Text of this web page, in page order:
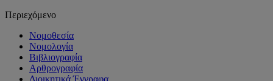
Περιεχόμενο
Νομοθεσία
Νομολογία
Βιβλιογραφία
Αρθρογραφία
Διοικητικά Έγγραφα